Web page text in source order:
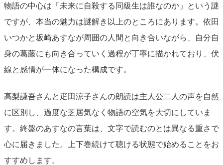
物語の中心は「未来に自殺する同級生は誰なのか」という謎
ですが、本当の魅力は謎解き以上のところにあります。依田
いつかと坂崎あすなが周囲の人間と向き合いながら、自分自
身の葛藤にも向き合っていく過程が丁寧に描かれており、伏
線と感情が一体になった構成です。
高梨謙吾さんと疋田涼子さんの朗読は主人公二人の声を自然
に区別し、過度な芝居気なく物語の空気を大切にしていま
す。終盤のあすなの言葉は、文字で読むのとは異なる重さで
心に届きました。上下巻続けて聴ける状態で始めることをお
すすめします。